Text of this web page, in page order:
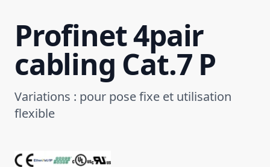
Profinet 4pair
cabling Cat.7 P
Variations : pour pose fixe et utilisation
flexible